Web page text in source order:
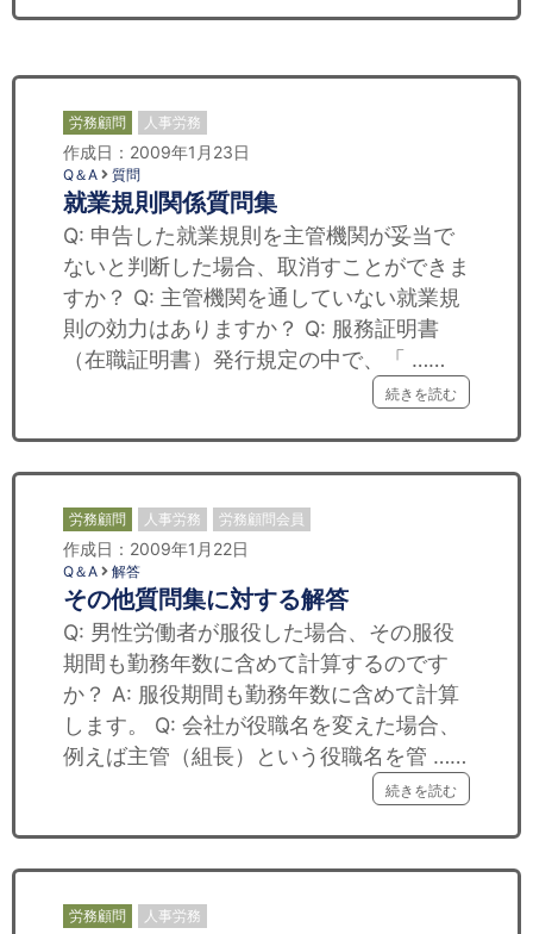
飲食店情報
労務顧問 人事労務
作成日：2009年1月23日
Q＆A 質問
就業規則関係質問集
Q: 申告した就業規則を主管機関が妥当で
ないと判断した場合、取消すことができま
すか？ Q: 主管機関を通していない就業規
則の効力はありますか？ Q: 服務証明書
（在職証明書）発行規定の中で、「 ……
続きを読む
労務顧問 人事労務 労務顧問会員
作成日：2009年1月22日
Q＆A 解答
その他質問集に対する解答
Q: 男性労働者が服役した場合、その服役
期間も勤務年数に含めて計算するのです
か？ A: 服役期間も勤務年数に含めて計算
します。 Q: 会社が役職名を変えた場合、
例えば主管（組長）という役職名を管 ……
続きを読む
労務顧問 人事労務